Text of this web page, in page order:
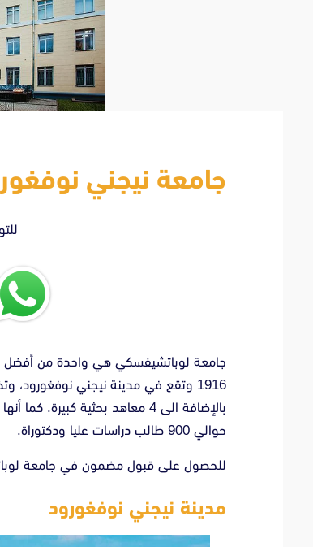
جامعة نيجني
حوالي 900 طالب دراسات عليا ودكتوراة.
للحصول على قبول مضمون في جامعة
مدينة نيجني نوفغورود